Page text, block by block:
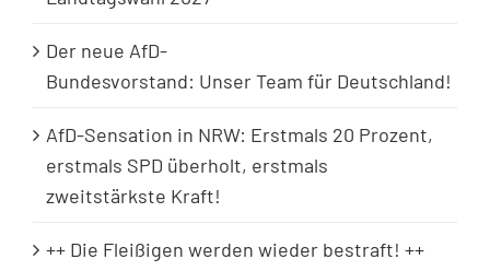
Der neue AfD-
Bundesvorstand: Unser Team für Deutschland!
AfD-Sensation in NRW: Erstmals 20 Prozent,
erstmals SPD überholt, erstmals
zweitstärkste Kraft!
++ Die Fleißigen werden wieder bestraft! ++